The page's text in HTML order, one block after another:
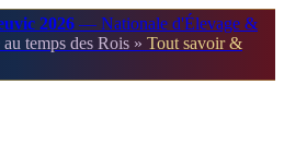
2026 — Nationale d'Élevage &
temps des Rois » Tout savoir &